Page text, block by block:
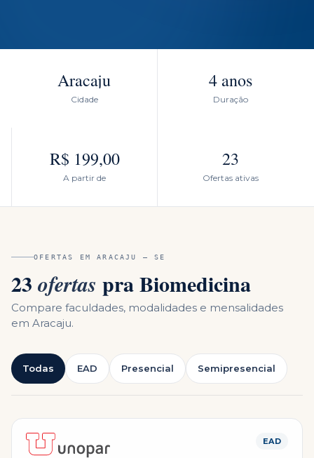
Aracaju
Cidade
4 anos
Duração
R$ 199,00
A partir de
23
Ofertas ativas
OFERTAS EMARACAJU —SE
23 ofertas praBiomedicina
Compare faculdades, modalidades e mensalidades
em Aracaju.
Todas EAD Presencial Semipresencial
EAD